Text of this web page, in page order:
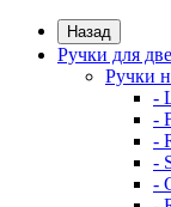
Назад
Ручки для
Ручки
-
-
-
-
-